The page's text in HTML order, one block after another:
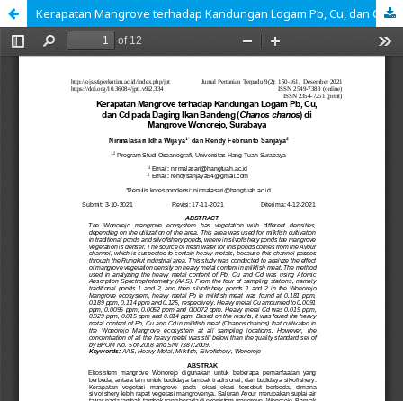
Kerapatan Mangrove terhadap Kandungan Logam Pb, Cu, dan Cd pada Daging Ikan Bandeng (Chanos chanos) di Mangrove Wonorejo, Surabaya